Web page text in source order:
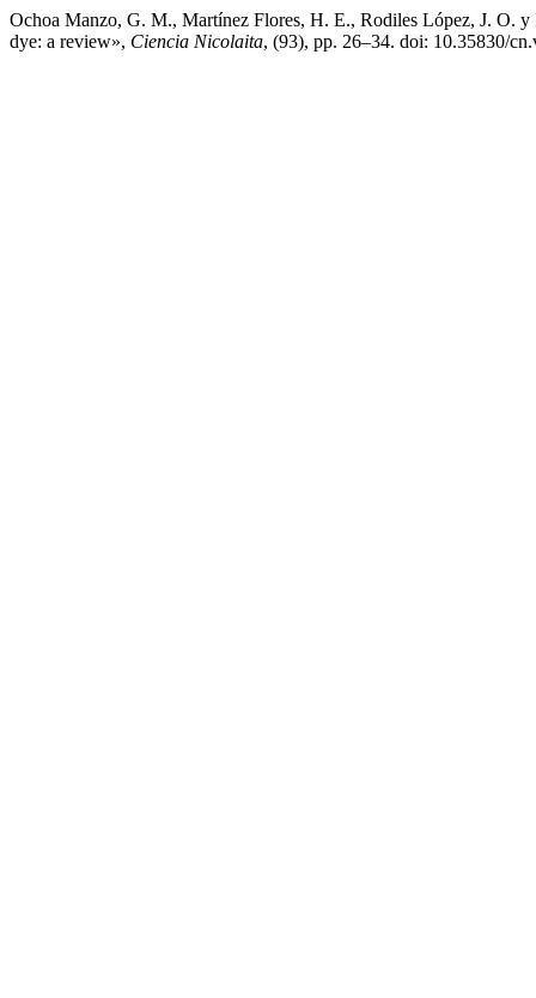
Ochoa Manzo, G. M., Martínez Flores, H. E., Rodiles López, J. O.
dye: a review», Ciencia Nicolaita, (93), pp. 26–34. doi: 10.35830/